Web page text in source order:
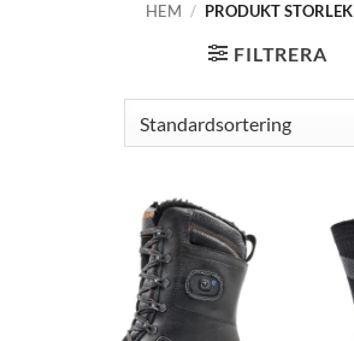
HEM / PRODUKT STORLEK
FILTRERA